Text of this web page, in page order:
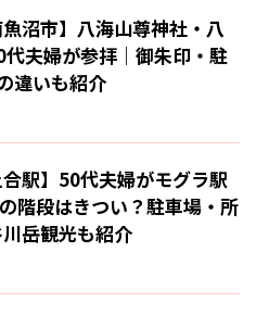
魚沼市】八海山尊神社・八
夫婦が参拝｜御朱印・駐
違いも紹介
合駅】50代夫婦がモグラ駅
階段はきつい？駐車場・所
岳観光も紹介